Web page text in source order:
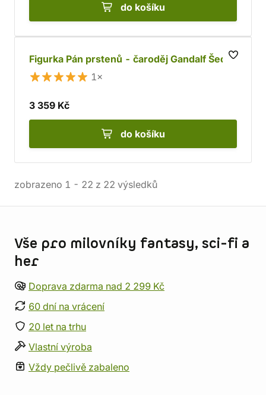
do košíku
Figurka Pán prstenů - čaroděj Gandalf Šedý
1×
3 359 Kč
do košíku
zobrazeno 1 - 22 z 22 výsledků
Vše pro milovníky fantasy, sci-fi a
her
Doprava zdarma nad 2 299 Kč
60 dní na vrácení
20 let na trhu
Vlastní výroba
Vždy pečlivě zabaleno